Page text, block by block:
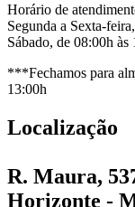
Horário de
Segunda a Sexta-
Sábado, de 08:00h às
***Fechamos para
13:00h
Localização
R. Maura,
Horizonte -